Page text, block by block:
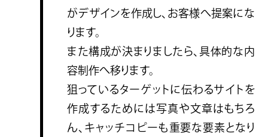
がデザインを作成し、お客様へ提案にな
ります。
また構成が決まりましたら、具体的な内
容制作へ移ります。
狙っているターゲットに伝わるサイトを
作成するためには写真や文章はもちろ
ん、キャッチコピーも重要な要素となり